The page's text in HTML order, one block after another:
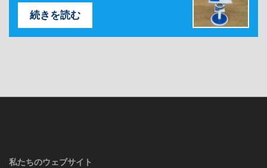
続きを読む
私たちのウェブサイト